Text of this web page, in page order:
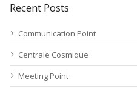
Recent Posts
Communication Point
Centrale Cosmique
Meeting Point